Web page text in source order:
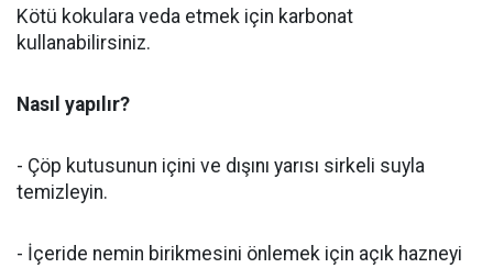
Kötü kokulara veda etmek için karbonat
kullanabilirsiniz.
Nasıl yapılır?
- Çöp kutusunun içini ve dışını yarısı sirkeli suyla
temizleyin.
- İçeride nemin birikmesini önlemek için açık hazneyi